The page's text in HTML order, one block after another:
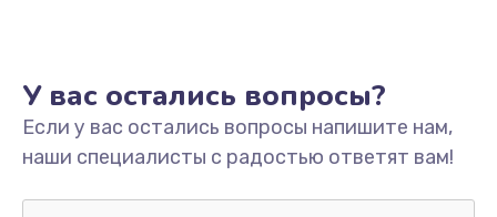
Замена USB-разъема (micro-usb) телефона
377 руб.
Заказать
У вас остались вопросы?
Если у вас остались вопросы напишите нам,
наши специалисты с радостью ответят вам!